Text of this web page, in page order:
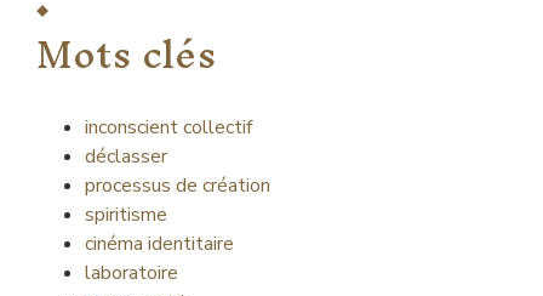
Mots clés
inconscient collectif
déclasser
processus de création
spiritisme
cinéma identitaire
laboratoire